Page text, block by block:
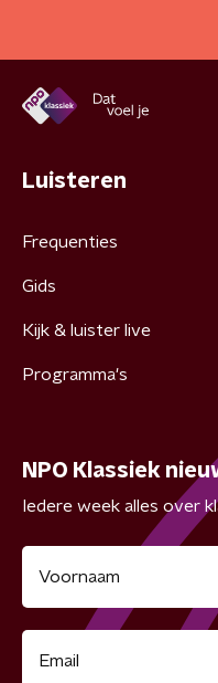
Luisteren
Frequenties
Gids
Kijk & luister live
Programma's
NPO Klassiek
Iedere week alles over